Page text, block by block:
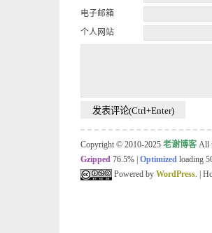
电子邮箱
个人网站
Copyright © 2010-2025 老谢博客 All
Gzipped 76.5% | Optimized loading
Powered by WordPress. |